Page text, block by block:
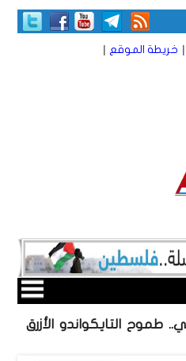
| خريطة الموقع |
طموح التايكواندو الأزرق